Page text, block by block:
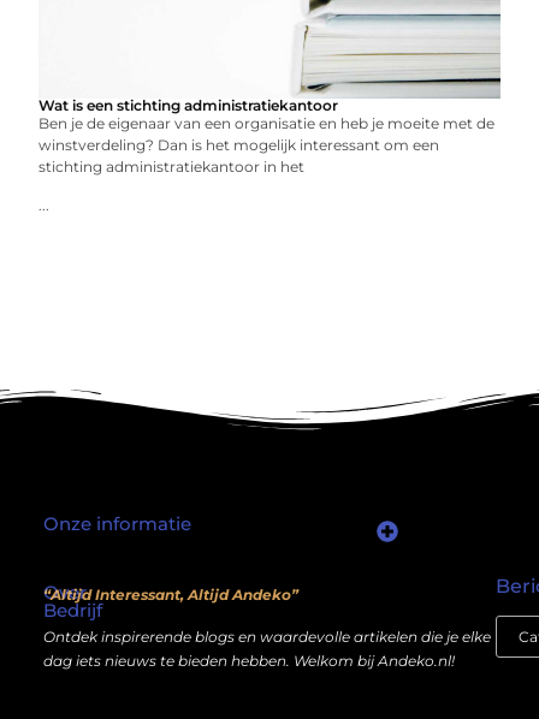
Wat is een stichting administratiekantoor
Ben je de eigenaar van een organisatie en heb je moeite met de
winstverdeling? Dan is het mogelijk interessant om een
stichting administratiekantoor in het
...
Over
Bedrijf
“Altijd Interessant, Altijd Andeko”
Ontdek inspirerende blogs en waardevolle artikelen die je elke
dag iets nieuws te bieden hebben. Welkom bij Andeko.nl!
Onze informatie